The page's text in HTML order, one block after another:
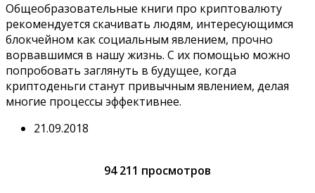
Общеобразовательные книги про криптовалюту
рекомендуется скачивать людям, интересующимся
блокчейном как социальным явлением, прочно
ворвавшимся в нашу жизнь. С их помощью можно
попробовать заглянуть в будущее, когда
криптоденьги станут привычным явлением, делая
многие процессы эффективнее.
21.09.2018
94 211 просмотров